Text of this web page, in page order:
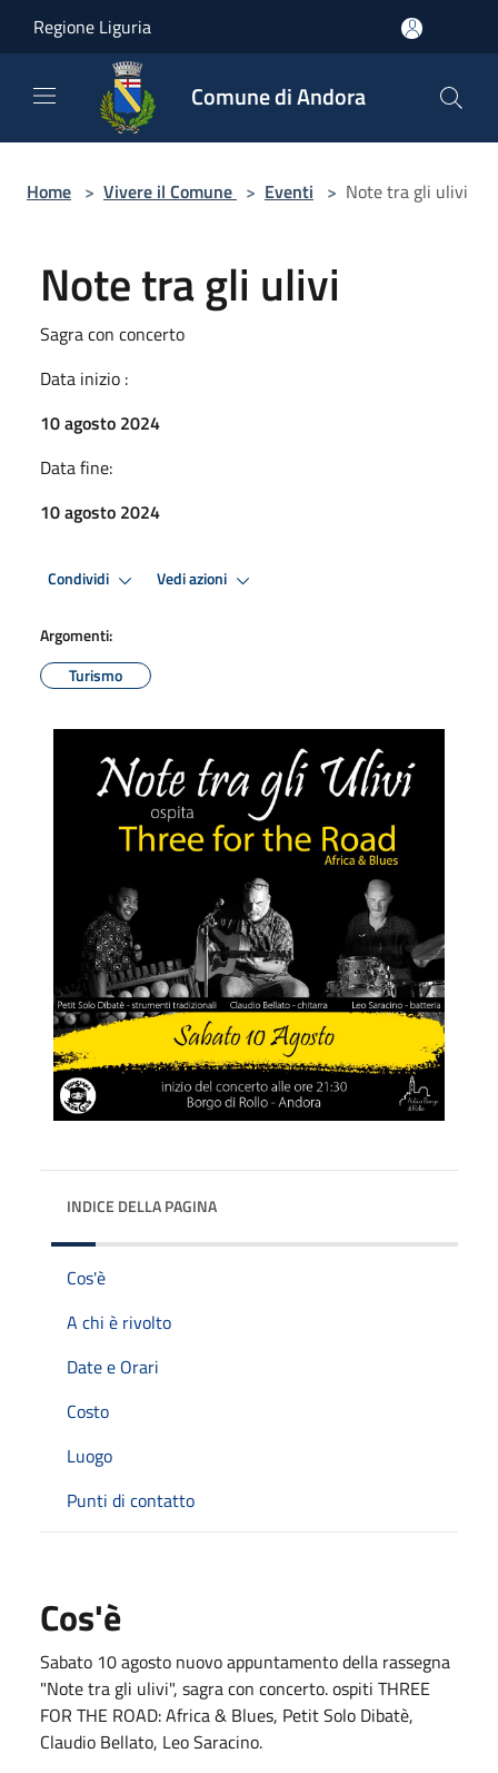
Regione Liguria
Comune di Andora
Home > Vivere il Comune > Eventi > Note tra gli ulivi
Note tra gli ulivi
Sagra con concerto
Data inizio :
10 agosto 2024
Data fine:
10 agosto 2024
Condividi Vedi azioni
Argomenti:
Turismo
INDICE DELLA PAGINA
Cos'è
A chi è rivolto
Date e Orari
Costo
Luogo
Punti di contatto
Cos'è
Sabato 10 agosto nuovo appuntamento della rassegna
"Note tra gli ulivi", sagra con concerto. ospiti THREE
FOR THE ROAD: Africa & Blues, Petit Solo Dibatè,
Claudio Bellato, Leo Saracino.